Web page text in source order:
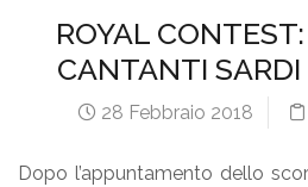
ROYAL
CANTANTI SARDI
28 Febbraio 2018
Dopo l’appuntamento dello